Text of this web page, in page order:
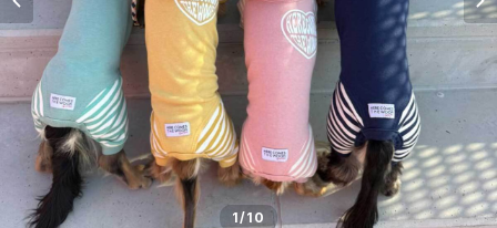
1/10